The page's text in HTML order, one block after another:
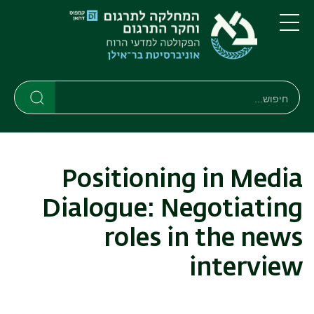
דילוג
לתוכן
העיקרי
דילוג
לתפריט
ניווט
ראשי
תפריט
חיפוש
חיפוש
Positioning in Media
Dialogue: Negotiating
roles in the news
interview